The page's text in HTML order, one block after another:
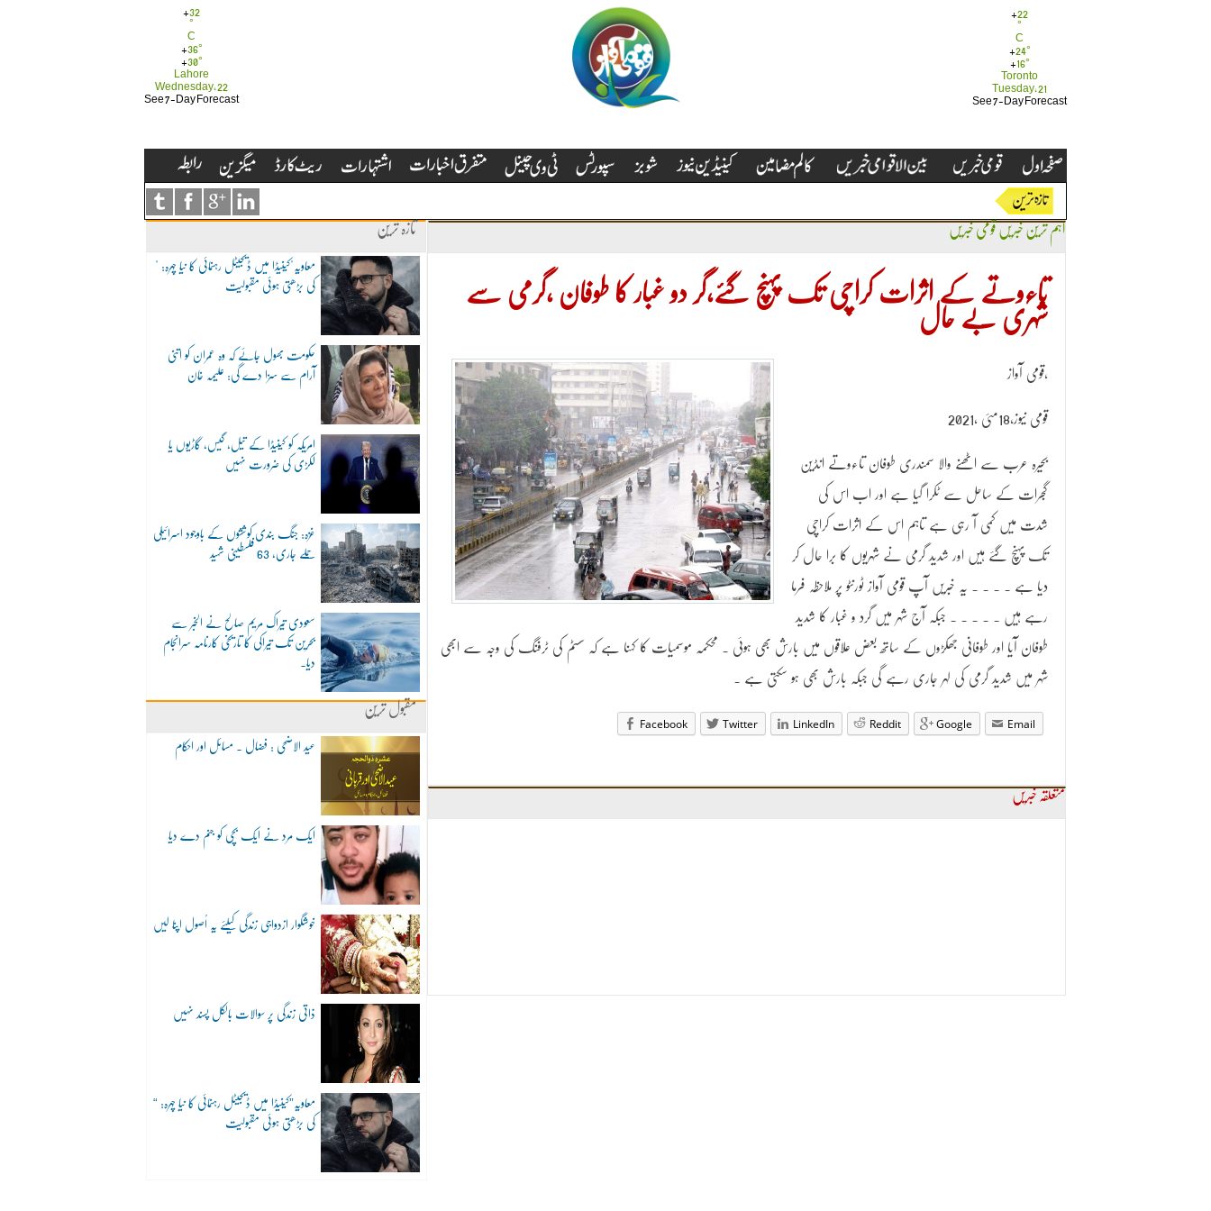
+22
°
C
+24°
+ 16°
Toronto
Tuesday, 21
See 7-Day Forecast
+32
°
C
+36°
+30°
Lahore
Wednesday, 22
See 7-Day Forecast
تازہ ترین
"معاویہ"کینیڈا میں ڈیجیٹل رہنمائی کا نیا چہرہ:
کی بڑھتی ہوئی مقبولیت
حکومت بھول جائے کہ وہ عمران کو اتنی
آرام سے سزا دے گی: علیمہ خان
امریکہ کو کینیڈا کے تیل، گیس، گاڑیوں یا
لکڑی کی ضرورت نہیں
غزہ: جنگ بندی کوششوں کے باوجود اسرائیلی
حملے جاری، 63 فلسطینی شہید
سعودی تیراک مریم صالح نے الخبر سے
بحرین تک تیراکی کا تاریخی کارنامہ سرانجام
دیا۔
مقبول ترین
عید الاضحی : فضال ۔ مسائل اور احکام
ایک مرد نے ایک بچی کو جنم دے دیا
خوشگوار ازدواجی زندگی کیلئے یہ اُصول اپنا لیں
ذاتی زندگی پر سوالات بالکل پسند نہیں
“معاویہ”کینیڈا میں ڈیجیٹل رہنمائی کا نیا چہرہ:
کی بڑھتی ہوئی مقبولیت
اہم ترین خبریں قومی خبریں
تاءوتے کے اثرات کراچی تک پہنچ گئے،گر دو غبار کا طوفان ،گرمی سے
شہری بے حال
قومی آواز،
قومی نیوز،18مئی ،2021
بحیرہ عرب سے اٹھنے والا سمندری طوفان تاءوتے انڈین
گجرات کے ساحل سے ٹکرا گیا ہے اور اب اس کی
شدت میں کمی آ رہی ہے تاہم اس کے اثرات کراچی
تک پہنچ گئے ہیں اور شدید گرمی نے شہریوں کا برا حال کر
دیا ہے ۔ ۔ ۔ ۔ یہ خبریں آپ قومی آواز ٹورنٹو پر ملاحظہ فرما
رہے ہیں ۔ ۔ ۔ ۔ ۔ جبکہ آج شہر میں گرد و غبار کا شدید
طوفان آیا اور طوفانی جھکڑوں کے ساتھ بعض علاقوں میں بارش بھی ہوئی ۔ محکمہ موسمیات کا کہنا ہے کہ سسٹم کی ٹرفنگ کی وجہ سے ابھی
شہر میں شدید گرمی کی لہر جاری رہے گی جبکہ بارش بھی ہو سکتی ہے ۔
Facebook Twitter LinkedIn Reddit Google Email
متعلقہ خبریں